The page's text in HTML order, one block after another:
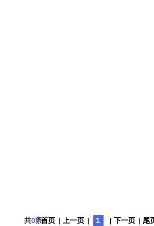
共0条首页 | 上一页 | 1 | 下一页 | 尾